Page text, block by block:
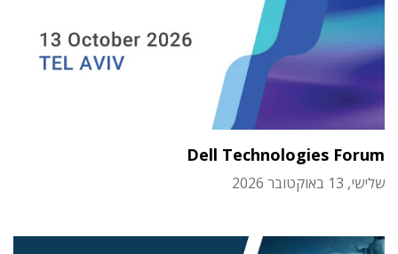
Dell Technologies Forum
שלישי, 13 באוקטובר 2026